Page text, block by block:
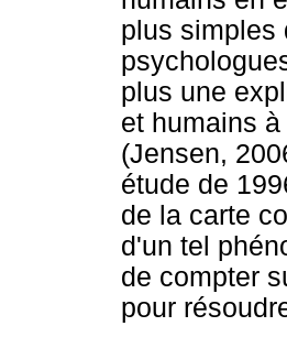
plus simples
plus une
et humains
(Jensen,
étude de
de la carte
d'un tel
de compter
pour